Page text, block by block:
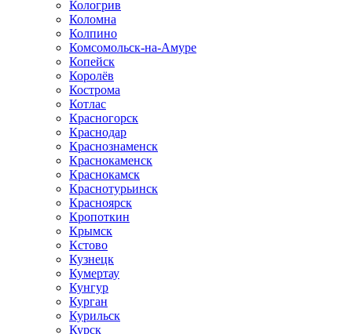
Кологрив
Коломна
Колпино
Комсомольск-на-Амуре
Копейск
Королёв
Кострома
Котлас
Красногорск
Краснодар
Краснознаменск
Краснокаменск
Краснокамск
Краснотурьинск
Красноярск
Кропоткин
Крымск
Кстово
Кузнецк
Кумертау
Кунгур
Курган
Курильск
Курск